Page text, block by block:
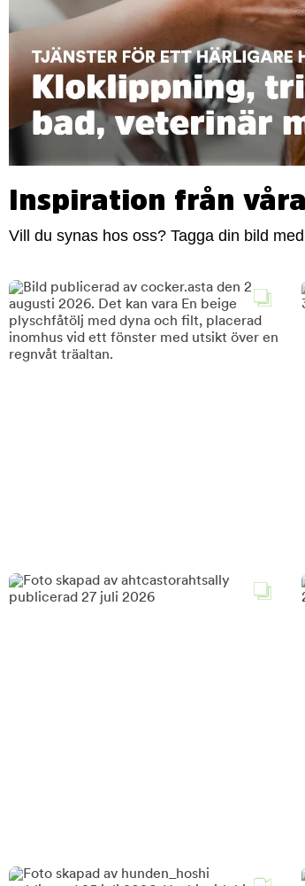
Inspiration från
Vill du synas hos oss? Tagga din bild